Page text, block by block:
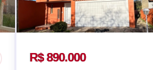
R$ 890.000